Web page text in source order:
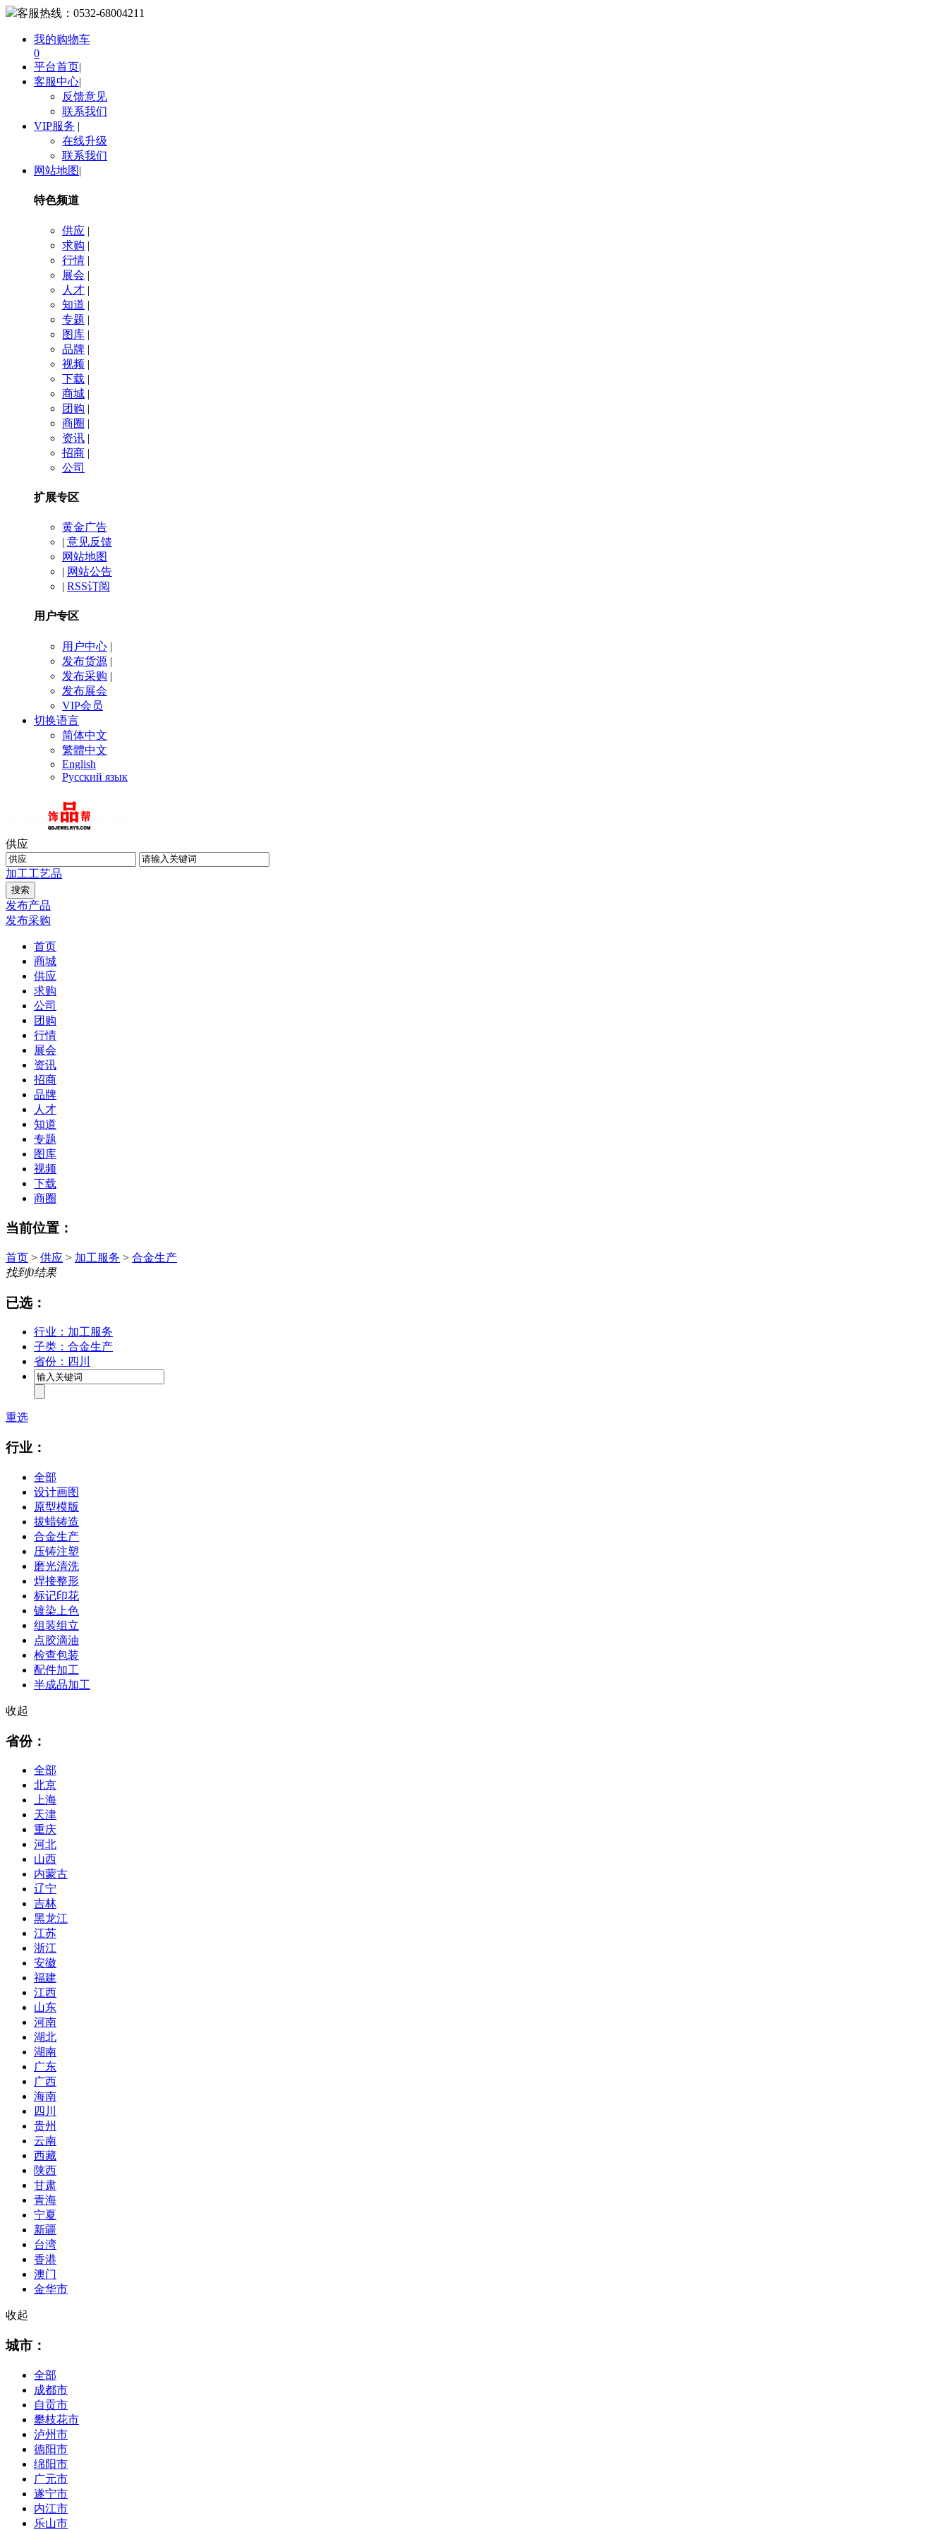
客服热线： 0532-68004211
我的购物车
0
平台首页|
客服中心|
反馈意见
联系我们
VIP服务 |
在线升级
联系我们
网站地图|
特色频道
供应 |
求购 |
行情 |
展会 |
人才 |
知道 |
专题 |
图库 |
品牌 |
视频 |
下载 |
商城 |
团购 |
商圈 |
资讯 |
招商 |
公司
扩展专区
黄金广告
| 意见反馈
网站地图
| 网站公告
| RSS订阅
用户专区
用户中心 |
发布货源 |
发布采购 |
发布展会
VIP会员
切换语言
简体中文
繁體中文
English
Русский язык
供应
加工工艺品
发布产品
发布采购
首页
商城
供应
求购
公司
团购
行情
展会
资讯
招商
品牌
人才
知道
专题
图库
视频
下载
商圈
当前位置：
首页 > 供应 > 加工服务 > 合金生产
找到0结果
已选：
行业：加工服务
子类：合金生产
省份：四川
重选
行业：
全部
设计画图
原型模版
拔蜡铸造
合金生产
压铸注塑
磨光清洗
焊接整形
标记印花
镀染上色
组装组立
点胶滴油
检查包装
配件加工
半成品加工
收起
省份：
全部
北京
上海
天津
重庆
河北
山西
内蒙古
辽宁
吉林
黑龙江
江苏
浙江
安徽
福建
江西
山东
河南
湖北
湖南
广东
广西
海南
四川
贵州
云南
西藏
陕西
甘肃
青海
宁夏
新疆
台湾
香港
澳门
金华市
收起
城市：
全部
成都市
自贡市
攀枝花市
泸州市
德阳市
绵阳市
广元市
遂宁市
内江市
乐山市